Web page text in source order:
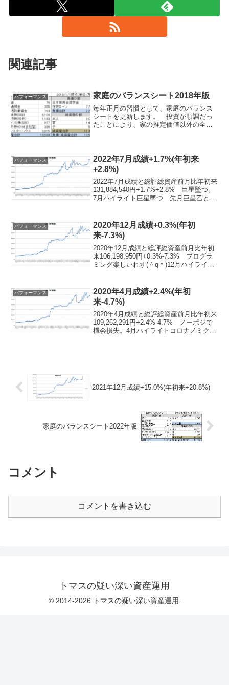
関連記事
パフォーマンス 家庭のバランスシート2018年版
毎年正月の習慣として、家庭のバランス
シートを更新します。 投資が順調だっ
たことにより、家の推定価値以外の全資
額を上回る額を一年間...
パフォーマンス
2022年7月成績+1.7%(年初来
+2.8%)
2022年7月成績と総評総資産前月比年初来
131,884,540円+1.7%+2.8% 巨星墜つ。
7月ハイライト巨星墜つ 先月巨星乙とか
アベノミクスの実行者にして名前の...
パフォーマンス
2020年12月成績+0.3%(年初
来-7.3%)
2020年12月成績と総評総資産前月比年初
来106,198,950円+0.3%-7.3% プログラ
ミング楽しいれす(＾q＾)12月ハイライト
意味で投資人生最悪の年を更新し...
パフォーマンス
2020年4月成績+2.4%(年初
来-4.7%)
2020年4月成績と総評総資産前月比年初来
109,262,291円+2.4%-4.7% ノーポジで
機会損失。4月ハイライトコロナノミクス
2021年12月成績+15.0%(年初来+20.8%)
家庭のバランスシート2022年版
コメント
コメントを書き込む
トマスの疑い深い資産運用
© 2014-2026 トマスの疑い深い資産運用.